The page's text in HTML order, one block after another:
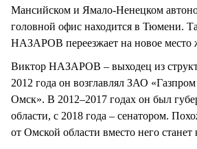
Мансийском и Ямало-Ненецком
головной офис находится в Тюмени.
НАЗАРОВ переезжает на новое место
Виктор НАЗАРОВ – выходец из
2012 года он возглавлял ЗАО
Омск». В 2012–2017 годах он был
области, с 2018 года – сенатором.
от Омской области вместо него станет